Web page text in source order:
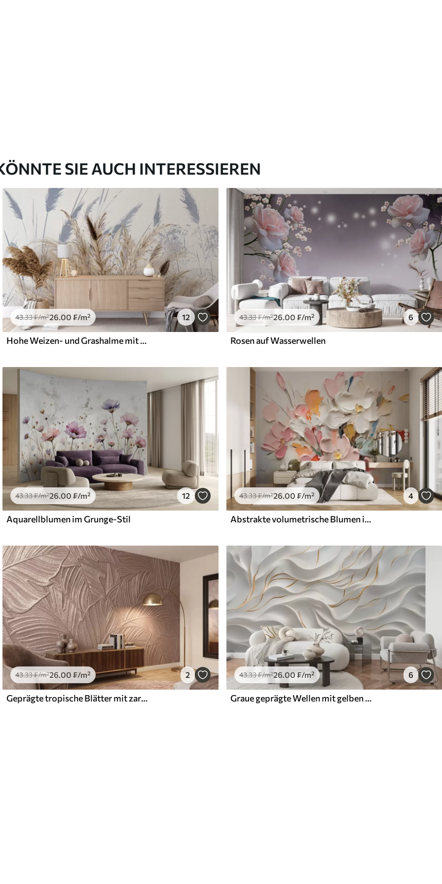
SIE AUCH INTERESSIEREN
43.33₣/m²26 .00 ₣/m² 12
Hohe Weizen- und Grashalme mit flauschigen weißen Federn vor einem hellen Hintergrund
43.33₣/m²26 .00 ₣/m² 6
Rosen auf Wasserwellen
43.33₣/m²26.00 ₣/m² 12
Aquarellblumen im Grunge-Stil
43.33₣/m²26.00 ₣/m² 4
Abstrakte volumetrische Blumen im Stil der Ölmalerei
43.33₣/m²26 .00 ₣/m² 2
Geprägte tropische Blätter mit zartem Relief in warmen Beigetönen
43.33₣/m²26 .00₣/m² 6
Graue geprägte Wellen mit gelben Akzenten